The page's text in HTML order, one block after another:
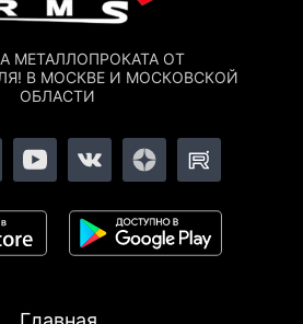
МЕТАЛЛОПРОКАТА ОТ
В МОСКВЕ И МОСКОВСКОЙ
ОБЛАСТИ